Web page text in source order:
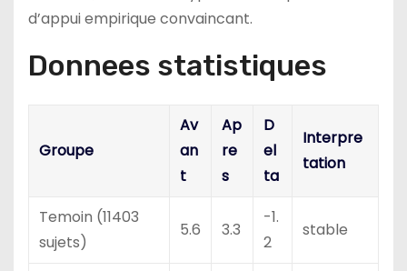
d’appui empirique convaincant.
Donnees statistiques
Groupe
Av
an
t
Ap
re
s
D
el
ta
Interpre
tation
Temoin (11403
sujets)
5.6 3.3
-1.
2
stable